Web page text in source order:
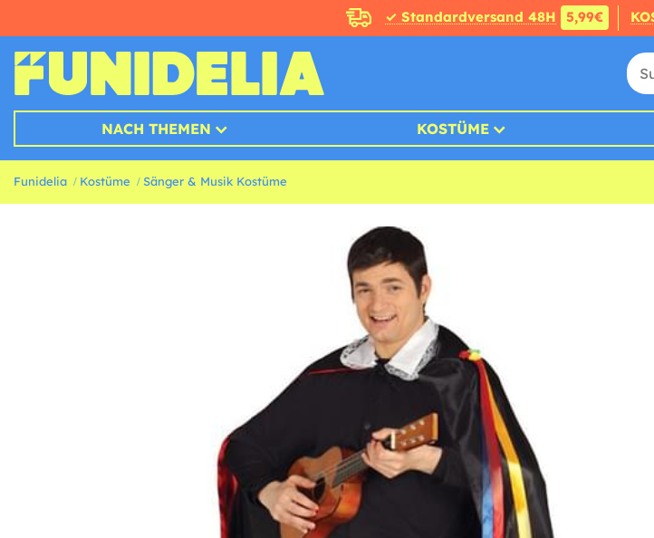
✓ Standardversand 48H 5,99€
NACH THEMEN KOSTÜME
Funidelia Kostüme Sänger & Musik Kostüme